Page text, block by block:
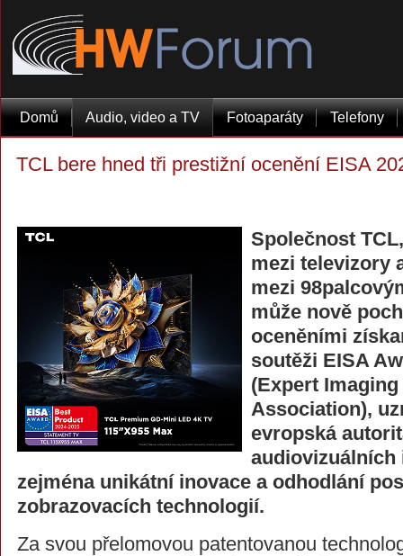
Domů Audio, video a TV Fotoaparáty Telefony
TCL bere hned tři prestižní ocenění EISA
Společnost
mezi televizory
mezi
může nově
oceněními
soutěži EISA
(Expert
Association),
evropská
audiovizuálních
zejména unikátní inovace a odhodlání
zobrazovacích technologií.
Za svou přelomovou patentovanou